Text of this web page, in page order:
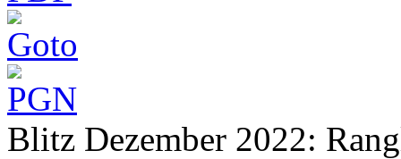
Blitz Dezember 2022: